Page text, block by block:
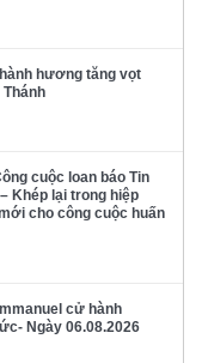
hương tăng vọt
cuộc loan báo Tin
Khép lại trong hiệp
cho công cuộc huấn
cử hành
Ngày 06.08.2026